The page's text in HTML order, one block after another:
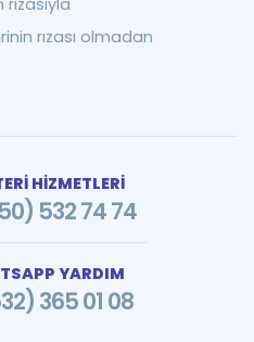
rızası olmadan
HİZMETLERİ
532 74 74
YARDIM
365 01 08